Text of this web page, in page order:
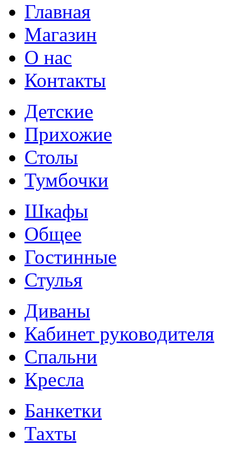
Главная
Магазин
О нас
Контакты
Детские
Прихожие
Столы
Тумбочки
Шкафы
Общее
Гостинные
Стулья
Диваны
Кабинет руководителя
Спальни
Кресла
Банкетки
Тахты